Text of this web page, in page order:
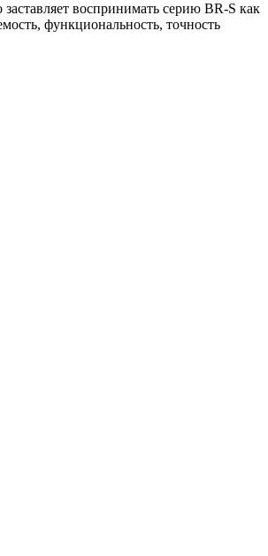
воспринимать серию BR-S как
функциональность, точность